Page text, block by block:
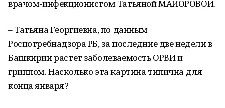
врачом-инфекционистом Татьяной МАЙОРОВОЙ.
– Татьяна Георгиевна, по данным
Роспотребнадзора РБ, за последние две недели в
Башкирии растет заболеваемость ОРВИ и
гриппом. Насколько эта картина типична для
конца января?